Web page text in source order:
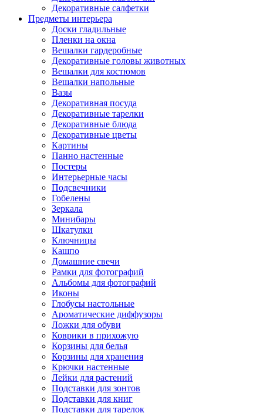
Декоративные салфетки
Предметы интерьера
Доски гладильные
Пленки на окна
Вешалки гардеробные
Декоративные головы животных
Вешалки для костюмов
Вешалки напольные
Вазы
Декоративная посуда
Декоративные тарелки
Декоративные блюда
Декоративные цветы
Картины
Панно настенные
Постеры
Интерьерные часы
Подсвечники
Гобелены
Зеркала
Минибары
Шкатулки
Ключницы
Кашпо
Домашние свечи
Рамки для фотографий
Альбомы для фотографий
Иконы
Глобусы настольные
Ароматические диффузоры
Ложки для обуви
Коврики в прихожую
Корзины для белья
Корзины для хранения
Крючки настенные
Лейки для растений
Подставки для зонтов
Подставки для книг
Подставки для тарелок